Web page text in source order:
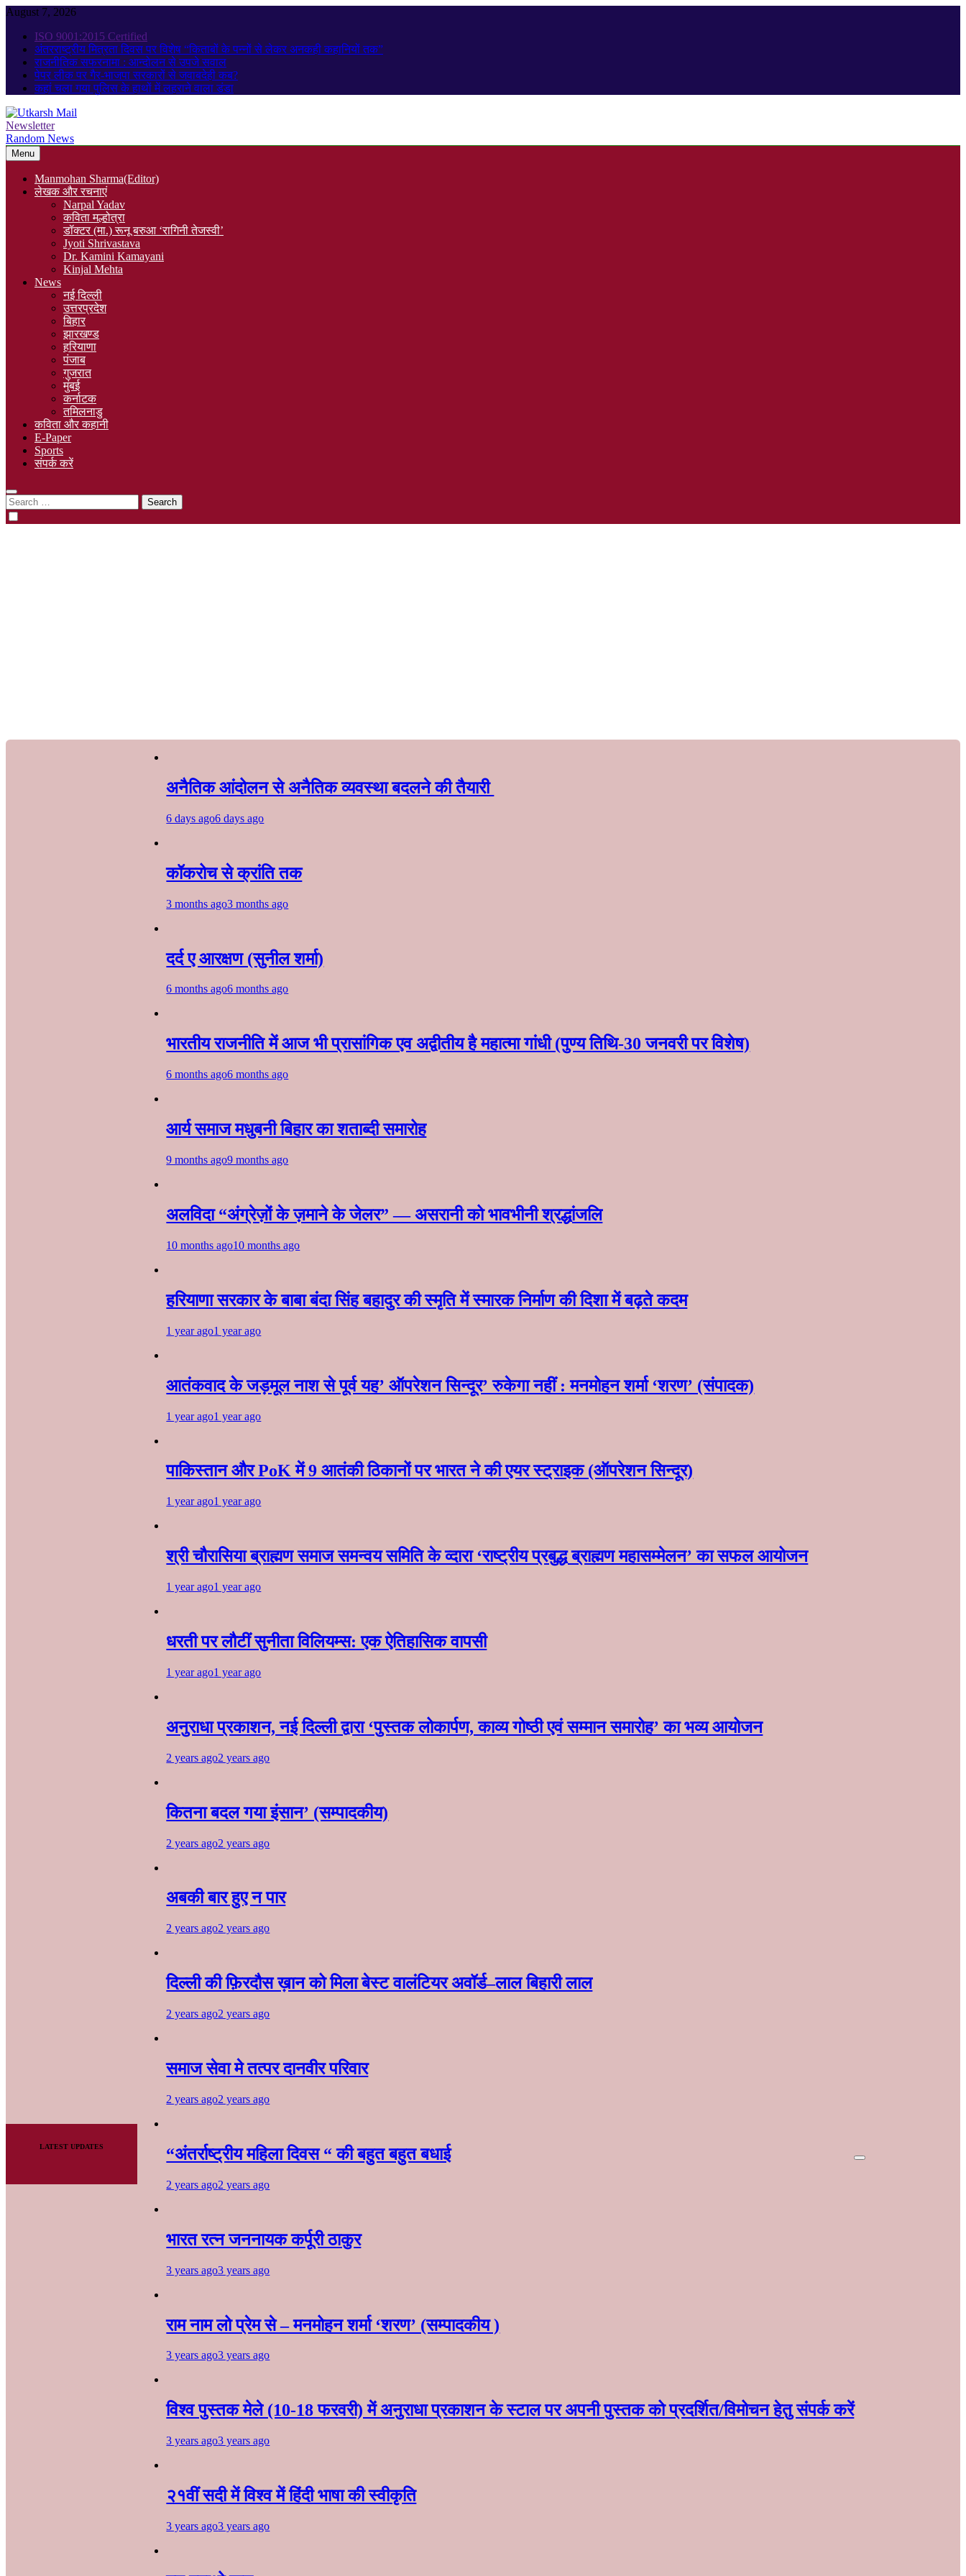
Skip
content
August 7, 2026
ISO 9001:2015 Certified
अंतरराष्ट्रीय मित्रता दिवस पर विशेष “किताबों के पन्नों से लेकर अनकही कहानियों तक”
राजनीतिक सफरनामा : आन्दोलन से उपजे सवाल
पेपर लीक पर गैर-भाजपा सरकारों से जवाबदेही कब?
कहां चला गया पुलिस के हाथों में लहराने वाला डंडा
Utkarsh Mail
Latest News , Articles, Literature in Hindi and English
Newsletter
Random News
Menu
Manmohan Sharma(Editor)
लेखक और रचनाएं
Narpal Yadav
कविता मल्होत्रा
डॉक्टर (मा.) रूनू बरुआ ‘रागिनी तेजस्वी’
Jyoti Shrivastava
Dr. Kamini Kamayani
Kinjal Mehta
News
नई दिल्ली
उत्तरप्रदेश
बिहार
झारखण्ड
हरियाणा
पंजाब
गुजरात
मुंबई
कर्नाटक
तमिलनाडु
कविता और कहानी
E-Paper
Sports
संपर्क करें
Search
for:
LATEST UPDATES
अनैतिक आंदोलन से अनैतिक व्यवस्था बदलने की तैयारी
6 days ago6 days ago
कॉकरोच से क्रांति तक
3 months ago3 months ago
दर्द ए आरक्षण (सुनील शर्मा)
6 months ago6 months ago
भारतीय राजनीति में आज भी प्रासांगिक एव अद्वीतीय है महात्मा गांधी (पुण्य तिथि-30 जनवरी पर विशेष)
6 months ago6 months ago
आर्य समाज मधुबनी बिहार का शताब्दी समारोह
9 months ago9 months ago
अलविदा “अंग्रेज़ों के ज़माने के जेलर” — असरानी को भावभीनी श्रद्धांजलि
10 months ago10 months ago
हरियाणा सरकार के बाबा बंदा सिंह बहादुर की स्मृति में स्मारक निर्माण की दिशा में बढ़ते कदम
1 year ago1 year ago
आतंकवाद के जड़मूल नाश से पूर्व यह’ ऑपरेशन सिन्दूर’ रुकेगा नहीं : मनमोहन शर्मा ‘शरण’ (संपादक)
1 year ago1 year ago
पाकिस्तान और PoK में 9 आतंकी ठिकानों पर भारत ने की एयर स्ट्राइक (ऑपरेशन सिन्दूर)
1 year ago1 year ago
श्री चौरासिया ब्राह्मण समाज समन्वय समिति के व्दारा‌ ‘राष्ट्रीय प्रबुद्ध ब्राह्मण‌ महासम्मेलन‌’ का सफल आयोजन
1 year ago1 year ago
धरती पर लौटीं सुनीता विलियम्स: एक ऐतिहासिक वापसी
1 year ago1 year ago
अनुराधा प्रकाशन, नई दिल्ली द्वारा ‘पुस्तक लोकार्पण, काव्य गोष्ठी एवं सम्मान समारोह’ का भव्य आयोजन
2 years ago2 years ago
कितना बदल गया इंसान’ (सम्पादकीय)
2 years ago2 years ago
अबकी बार हुए न पार
2 years ago2 years ago
दिल्ली की फ़िरदौस ख़ान को मिला बेस्ट वालंटियर अवॉर्ड–लाल बिहारी लाल
2 years ago2 years ago
समाज सेवा मे तत्पर दानवीर परिवार
2 years ago2 years ago
“अंतर्राष्ट्रीय महिला दिवस “ की बहुत बहुत बधाई
2 years ago2 years ago
भारत रत्न जननायक कर्पूरी ठाकुर
3 years ago3 years ago
राम नाम लो प्रेम से – मनमोहन शर्मा ‘शरण’ (सम्पादकीय )
3 years ago3 years ago
विश्व पुस्तक मेले (10-18 फरवरी) में अनुराधा प्रकाशन के स्टाल पर अपनी पुस्तक को प्रदर्शित/विमोचन हेतु संपर्क करें
3 years ago3 years ago
२१वीं सदी में विश्व में हिंदी भाषा की स्वीकृति
3 years ago3 years ago